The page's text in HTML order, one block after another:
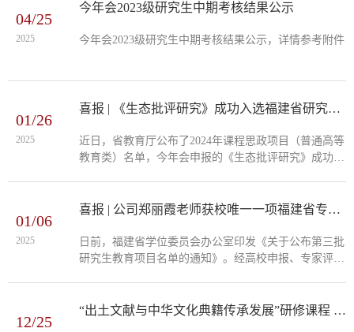
04/25
2025
今年会2023级研究生中期考核结果公示
今年会2023级研究生中期考核结果公示，详情参考附件
01/26
2025
喜报 | 《生态批评研究》成功入选福建省研究生课程思政示范项目
近日，省教育厅公布了2024年课程思政项目（普通高等
教育类）名单，今年会申报的《生态批评研究》成功入
全面贯彻党的教育方针，落实立德树人根本任务，以中
根基，将思想政治教育内容与专业知识相结合，不断完
善课程思政体系，以促进员工全面发展。
01/06
2025
喜报 | 公司郑丽霞老师获校唯一一项福建省专业学位研究生优秀教学案例
日前，福建省学位委员会办公室印发《关于公布第三批
研究生教育项目名单的通知》。经高校申报、专家评
业学位研究生优秀教学案例30个。《通知》要求，各公
12/25
“出土文献与中华文化典籍传承发展”研修课程 | 甘肃省文物考古研究所张俊民为公司师生开展系列专题讲座